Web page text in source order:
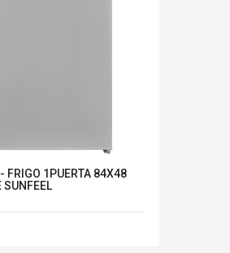
FRIGO 1PUERTA 84X48
SUNFEEL